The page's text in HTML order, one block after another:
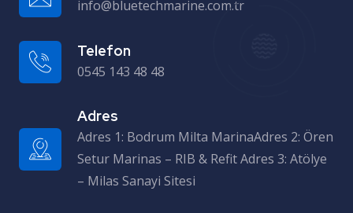
info@bluetechmarine.com.tr
Telefon
0545 143 48 48
Adres
Adres 1: Bodrum Milta MarinaAdres 2: Ören Setur Marinas – RIB & Refit Adres 3: Atölye – Milas Sanayi Sitesi